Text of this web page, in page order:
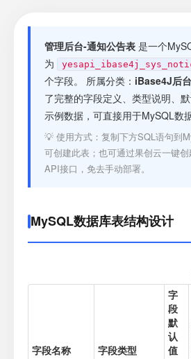
接口测试
管理后台-通知公告表 是一个
为
个字段。 所属分类： iBase4J后
了完整的字段定义、类型说明、
示例数据，可直接用于MySQL数
💡 使用方式：复制下方SQL语句到
可创建此表；也可通过果创云一键
API接口，免去手动部署。
MySQL数据库表结构设计
字段名称 字段类型
字
段
默
认
值